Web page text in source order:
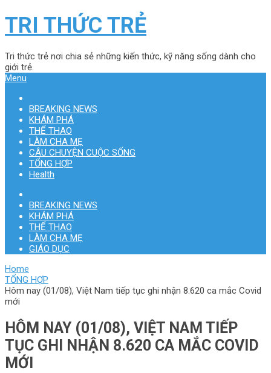
TRI THỨC TRẺ
Tri thức trẻ nơi chia sẻ những kiến thức, kỹ năng sống dành cho
giới trẻ.
Menu
BREAKING NEWS
KHÁM PHÁ
THỂ THAO
LÀM CHA MẸ
CÂU CHUYỆN CUỘC SỐNG
TỔNG HỢP
Health
BREAKING NEWS
KHÁM PHÁ
THỂ THAO
LÀM CHA MẸ
GIÁO DỤC
Home
TỔNG HỢP
Hôm nay (01/08), Việt Nam tiếp tục ghi nhận 8.620 ca mắc Covid
mới
HÔM NAY (01/08), VIỆT NAM TIẾP
TỤC GHI NHẬN 8.620 CA MẮC COVID
MỚI